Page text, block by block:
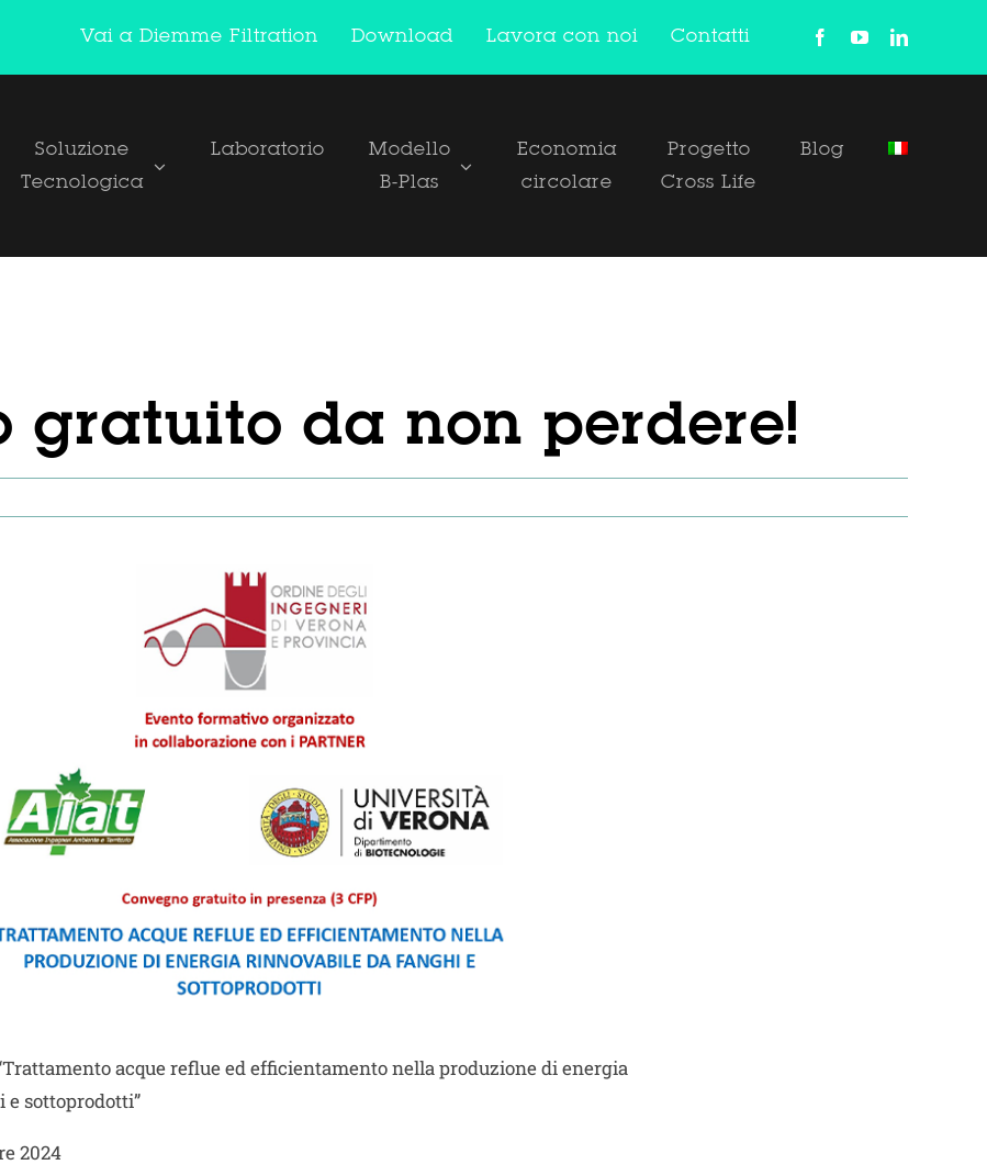
Vai a Diemme Filtration Download Lavora con noi Contatti
Soluzione
Tecnologica
Laboratorio
Modello
B-Plas
Economia
circolare
Progetto
Cross Life
Blog
gratuito da non perdere!
acque reflue ed efficientamento nella produzione di energia
sottoprodotti”
2024